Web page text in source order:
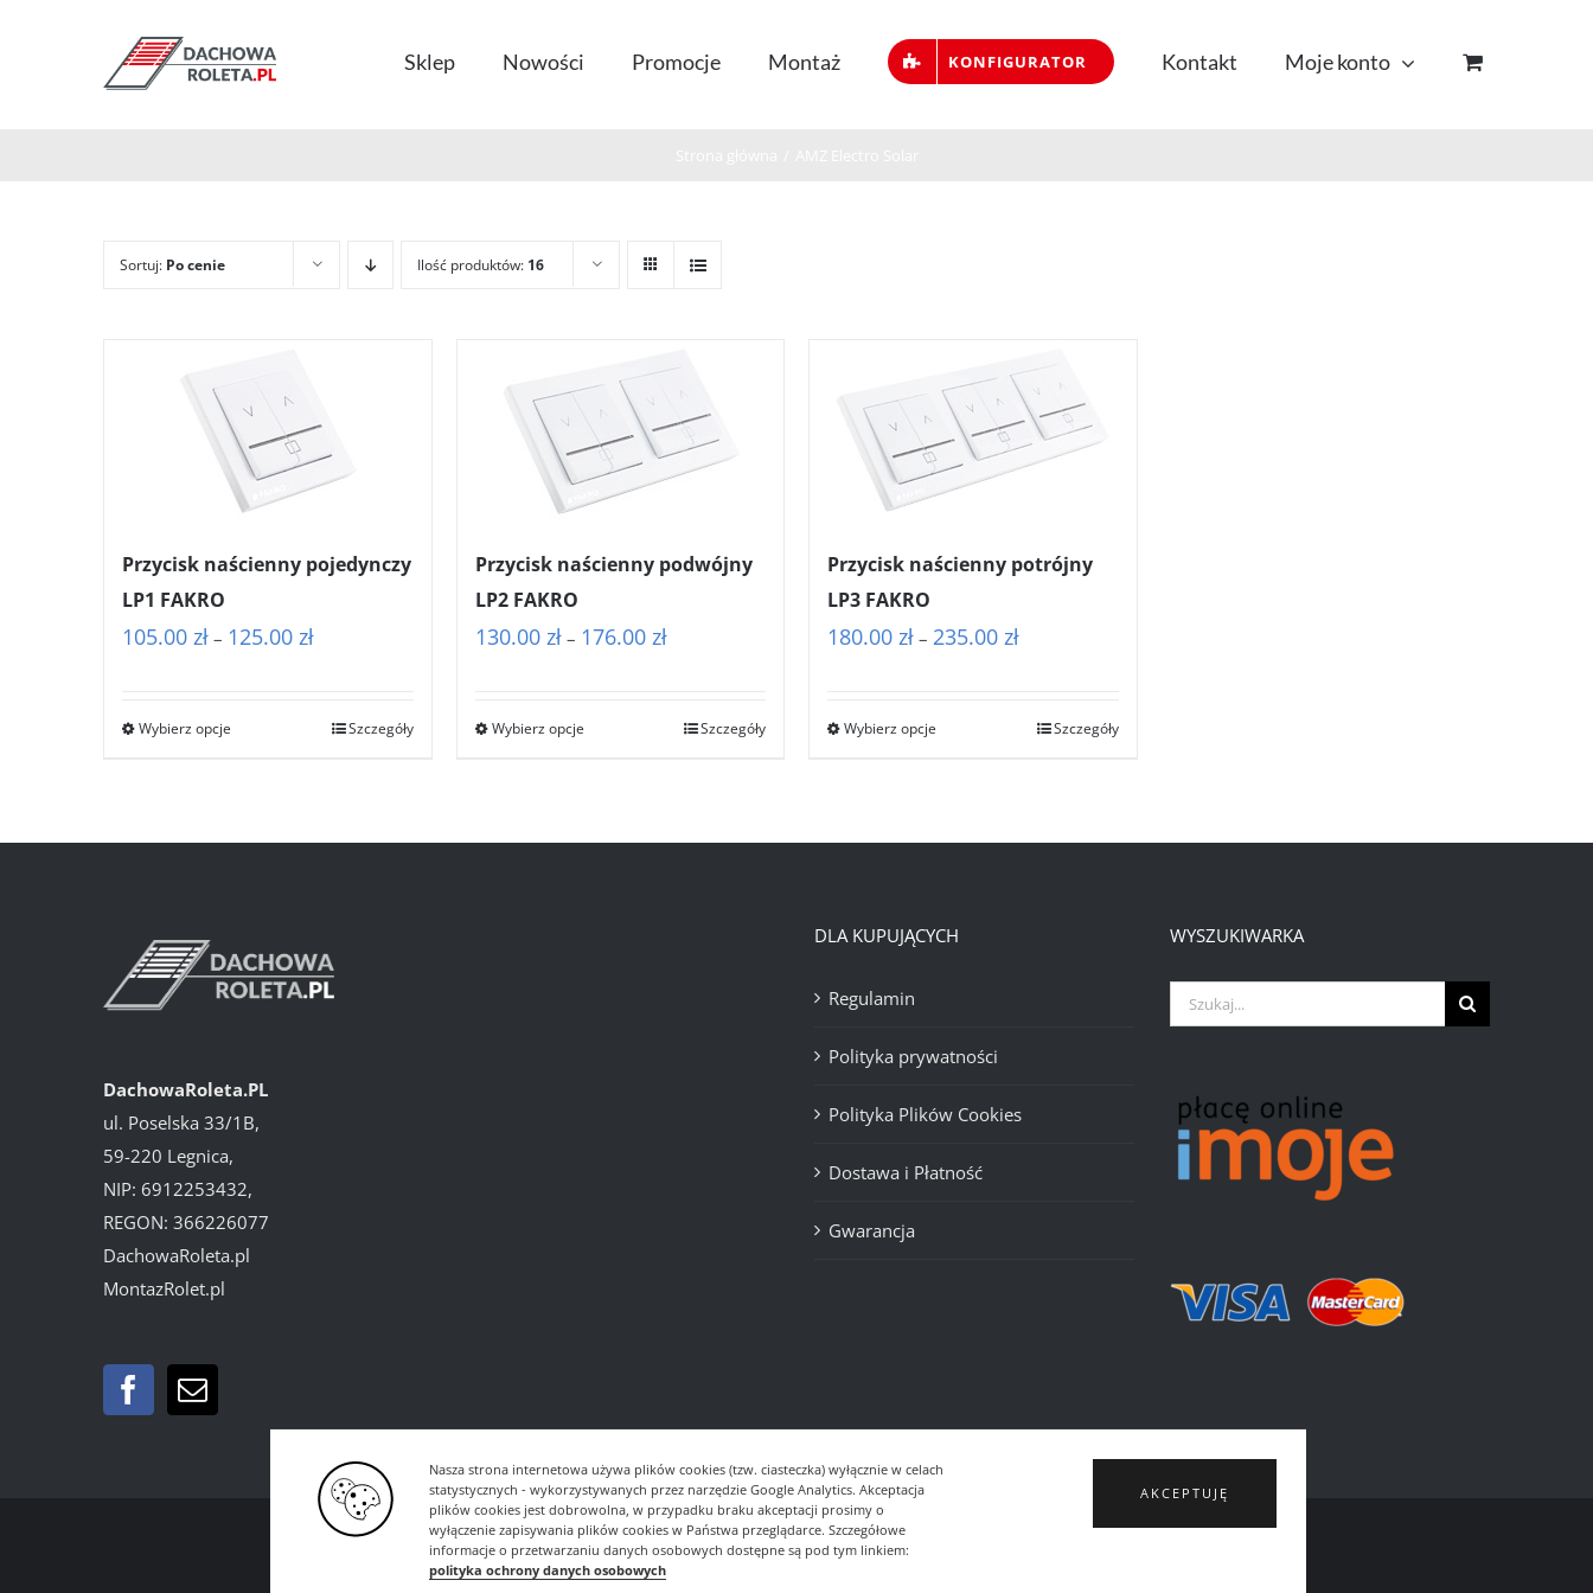
Nasza strona internetowa używa plików cookies (tzw. ciasteczka) wyłącznie w celach
statystycznych - wykorzystywanych przez narzędzie Google Analytics. Akceptacja
plików cookies jest dobrowolna, w przypadku braku akceptacji prosimy o
wyłączenie zapisywania plików cookies w Państwa przeglądarce. Szczegółowe
informacje o przetwarzaniu danych osobowych dostępne są pod tym linkiem:
polityka ochrony danych osobowych
AKCEPTUJĘ
Sklep Nowości Promocje Montaż KONFIGURATOR Kontakt Moje konto
Sortuj: Po cenie Ilość produktów: 16
Przycisk naścienny pojedynczy
LP1 FAKRO
105.00 zł – 125.00 złZakres
105.00 zł
Wybierz opcje Szczegóły
Przycisk naścienny podwójny
LP2 FAKRO
130.00 zł – 176.00 złZakres
130.00 zł
Wybierz opcje Szczegóły
Przycisk naścienny potrójny
LP3 FAKRO
180.00 zł – 235.00 złZakres
180.00 zł
Wybierz opcje Szczegóły
DachowaRoleta.PL
ul. Poselska 33/1B,
59-220 Legnica,
NIP: 6912253432,
REGON: 366226077
DachowaRoleta.pl
MontazRolet.pl
DLA KUPUJĄCYCH
Regulamin
Polityka prywatności
Polityka Plików Cookies
Dostawa i Płatność
Gwarancja
WYSZUKIWARKA
Szukaj
© Copyright2026 | RealizacjaDevDesign.pl